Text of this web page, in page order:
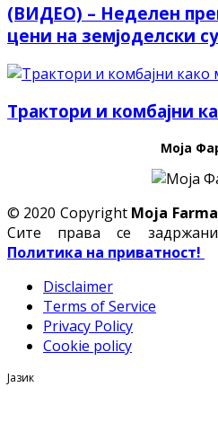
(ВИДЕО) – Неделен
цени на земјоделски
Трактори и комбајни
Моја
© 2020 Copyright Moja Farma
Сите права се
Политика на приватност!
Disclaimer
Terms of Service
Privacy Policy
Cookie policy
Јазик